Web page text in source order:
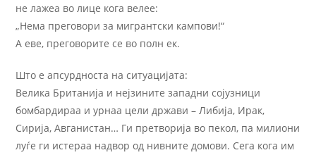
не лажеа во лице кога велее:
„Нема преговори за мигрантски кампови!“
А еве, преговорите се во полн ек.
Што е апсурдноста на ситуацијата:
Велика Британија и нејзините западни сојузници
бомбардираа и урнаа цели држави – Либија, Ирак,
Сирија, Авганистан… Ги претворија во пекол, па милиони
луѓе ги истераа надвор од нивните домови. Сега кога им